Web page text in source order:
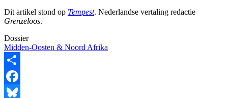
Dit artikel stond op Tempest. Nederlandse vertaling redactie
Grenzeloos.
Dossier
Midden-Oosten & Noord Afrika
Share
Facebook